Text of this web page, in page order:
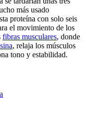
más usado
proteína con solo seis
el movimiento de los
fibras musculares, donde
, relaja los músculos
tono y estabilidad.